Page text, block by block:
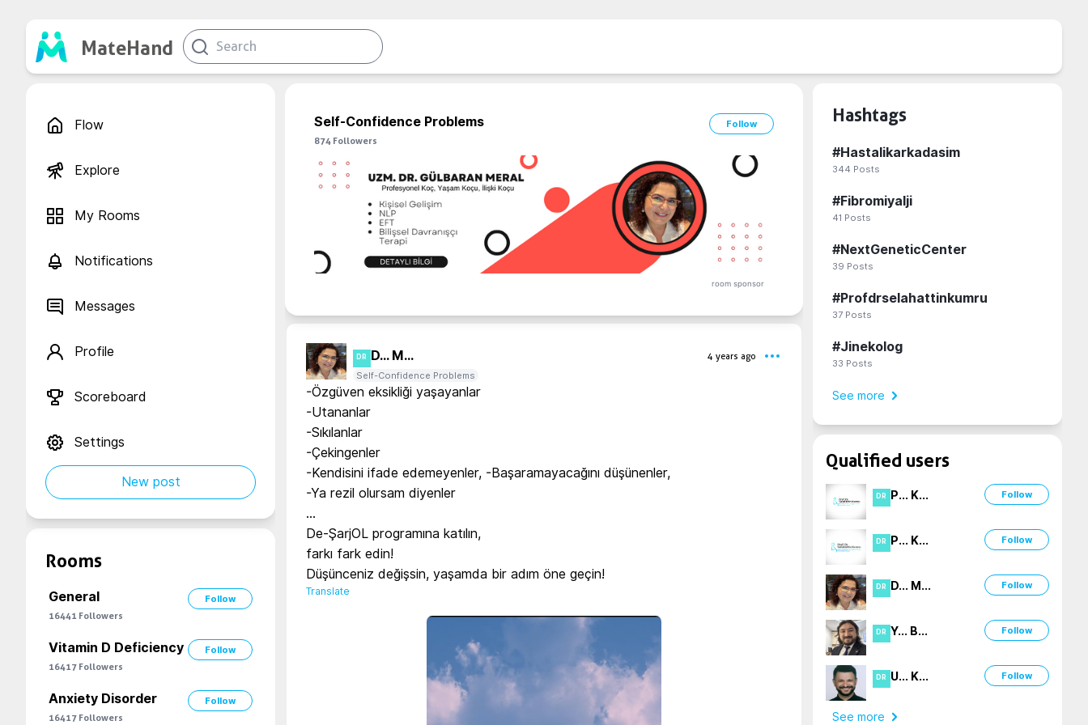
MateHand
Flow
Explore
My Rooms
Notifications
Messages
Profile
Scoreboard
Settings
New post
Rooms
General
Follow
16441 Followers
Vitamin D Deficiency
Follow
16417 Followers
Anxiety Disorder
Follow
16417 Followers
Self-Confidence Problems
Follow
874 Followers
room sponsor
DR D... M...
4 years ago
Self-Confidence Problems
-Özgüven eksikliği yaşayanlar
-Utananlar
-Sıkılanlar
-Çekingenler
-Kendisini ifade edemeyenler, -Başaramayacağını düşünenler,
-Ya rezil olursam diyenler
…
De-ŞarjOL programına katılın,
farkı fark edin!
Düşünceniz değişsin, yaşamda bir adım öne geçin!
Translate
Hashtags
#Hastalikarkadasim
344 Posts
#Fibromiyalji
41 Posts
#NextGeneticCenter
39 Posts
#Profdrselahattinkumru
37 Posts
#Jinekolog
33 Posts
See more
Qualified users
DR P... K... Follow
DR P... K... Follow
DR D... M... Follow
DR Y... B... Follow
DR U... K... Follow
See more